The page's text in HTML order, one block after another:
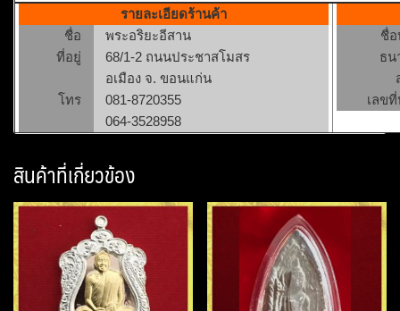
รายละเอียดร้านค้า
ชื่อ
พระอริยะอีสาน
ที่อยู่
68/1-2 ถนนประชาสโมสร
อเมือง จ. ขอนแก่น
โทร
081-8720355
064-3528958
ชื่
ธน
เลข
สินค้าที่เกี่ยวข้อง